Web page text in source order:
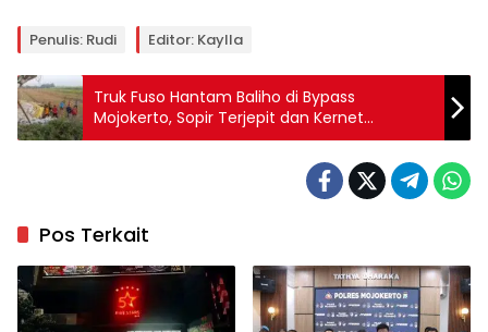
Penulis: Rudi Editor: Kaylla
Truk Fuso Hantam Baliho di Bypass
Mojokerto, Sopir Terjepit dan Kernet
Terlempar 7 Meter
Pos Terkait